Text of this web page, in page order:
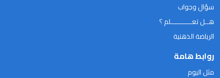
سؤال وجواب
هــل تعـــــــــــلم ؟
الرياضة الذهنية
روابط هامة
مثل اليوم